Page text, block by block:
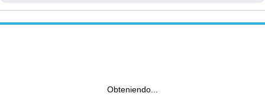
Obteniendo...